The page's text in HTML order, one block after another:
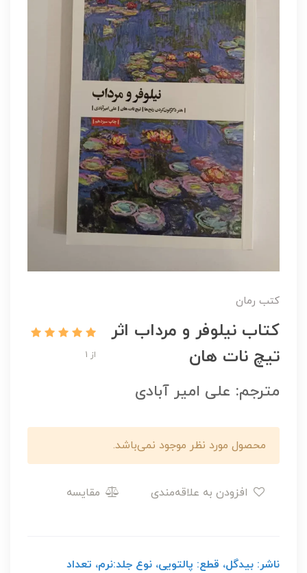
کتب رمان
کتاب نیلوفر و مرداب اثر
تیچ نات هان
از 1
مترجم: علی امیر آبادی
محصول مورد نظر موجود نمی‌باشد.
مقایسه
ناشر: بیدگل، قطع: پالتویی، نوع جلد:نرم، تعداد